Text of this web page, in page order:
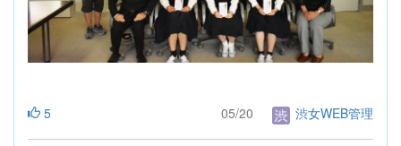
5 05/20 渋女WEB管理